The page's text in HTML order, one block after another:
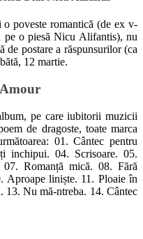
poveste romantică (de ex v-
pe o piesă Nicu Alifantis), nu
postare a răspunsurilor (ca
12 martie.
pe care iubitorii muzicii
de dragoste, toate marca
01. Cântec pentru
inchipui. 04. Scrisoare. 05.
Romanță mică. 08. Fără
Aproape liniște. 11. Ploaie în
13. Nu mă-ntreba. 14. Cântec